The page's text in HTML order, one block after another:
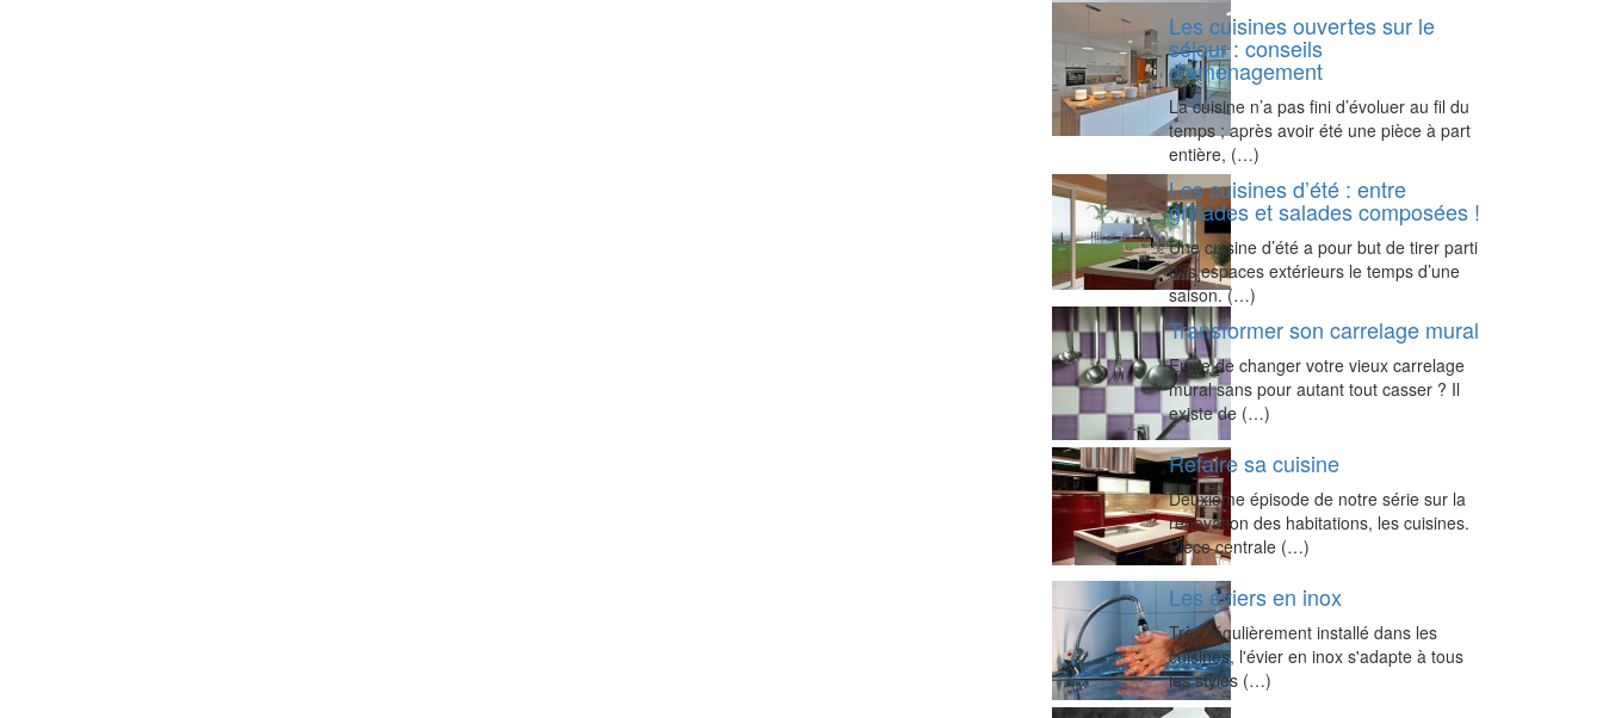
Les cuisines ouvertes sur le
séjour : conseils
d’aménagement
La cuisine n’a pas fini d’évoluer au fil du
temps ; après avoir été une pièce à part
entière, (…)
Les cuisines d’été : entre
grillades et salades composées !
Une cuisine d’été a pour but de tirer parti
des espaces extérieurs le temps d’une
saison. (…)
Transformer son carrelage mural
Envie de changer votre vieux carrelage
mural sans pour autant tout casser ? Il
existe de (…)
Refaire sa cuisine
Deuxième épisode de notre série sur la
rénovation des habitations, les cuisines.
Pièce centrale (…)
Les éviers en inox
Très régulièrement installé dans les
cuisines, l'évier en inox s'adapte à tous
les styles (…)